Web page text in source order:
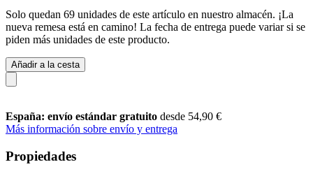
Solo quedan 69 unidades de este artículo en nuestro almacén. ¡La
nueva remesa está en camino! La fecha de entrega puede variar si se
piden más unidades de este producto.
Añadir a la cesta
España: envío estándar gratuito desde 54,90 €
Más información sobre envío y entrega
Propiedades